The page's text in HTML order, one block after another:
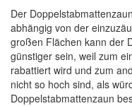
Der
abhängig von der
großen Flächen kann der
günstiger sein, weil zum
rabattiert wird und zum
nicht so hoch sind, als
Doppelstabmattenzaun